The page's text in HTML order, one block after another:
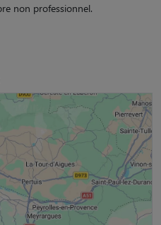
non professionnel.